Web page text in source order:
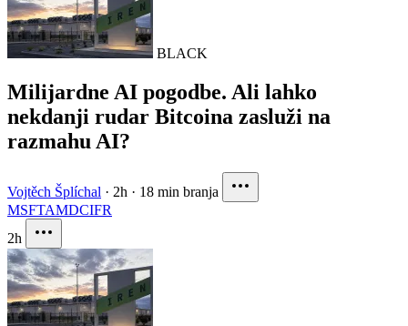
BLACK
Milijardne AI pogodbe. Ali lahko
nekdanji rudar Bitcoina zasluži na
razmahu AI?
Vojtěch Šplíchal · 2h · 18 min branja
MSFTAMDCIFR
2h